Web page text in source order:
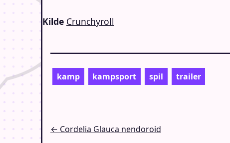
Kilde Crunchyroll
kamp kampsport spil trailer
Indlægsnavigation
← Cordelia Glauca nendoroid